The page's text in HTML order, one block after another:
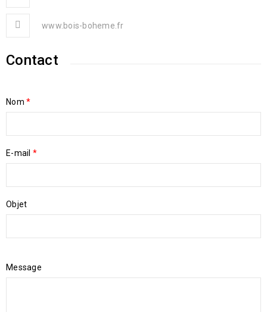
www.bois-boheme.fr
Contact
Nom *
E-mail *
Objet
Message